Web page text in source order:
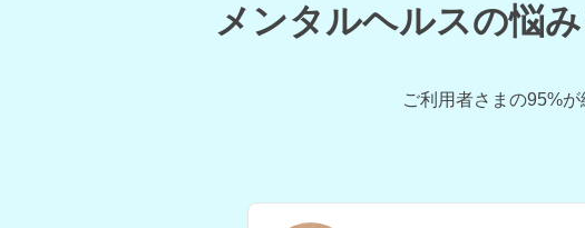
メンタルヘルスの悩
ご利用者さまの95%が